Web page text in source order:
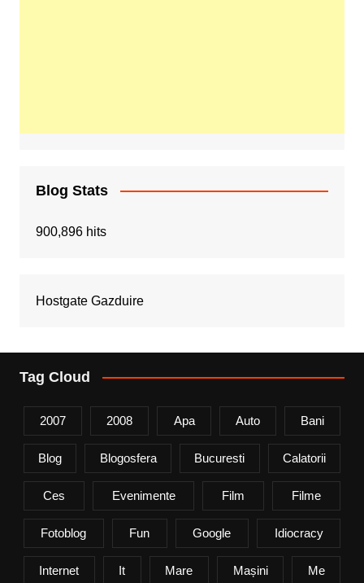
Blog Stats
900,896 hits
Hostgate Gazduire
Tag Cloud
2007 2008 Apa Auto Bani
Blog Blogosfera Bucuresti Calatorii
Ces Evenimente Film Filme
Fotoblog Fun Google Idiocracy
Internet It Mare Mașini Me